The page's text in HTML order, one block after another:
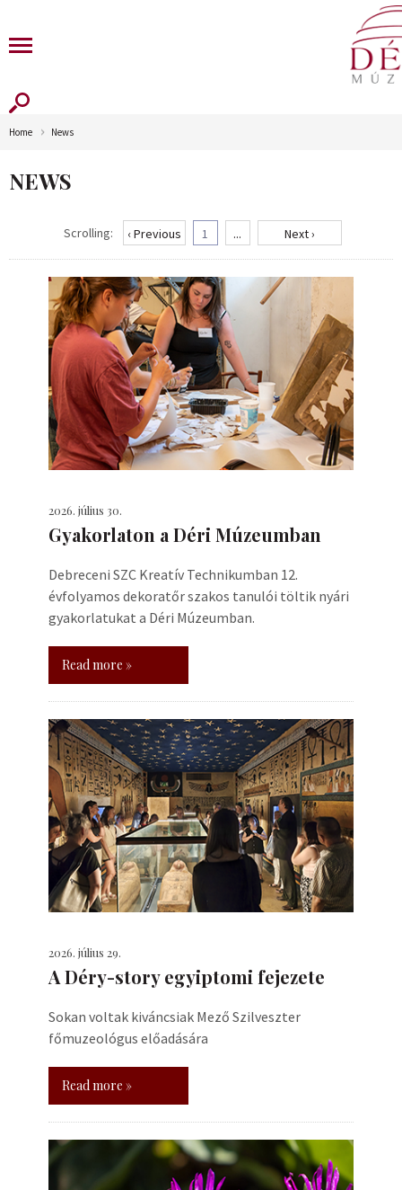
Home News
NEWS
Scrolling: ‹ Previous 1 ... Next ›
2026. július 30.
Gyakorlaton a Déri Múzeumban
Debreceni SZC Kreatív Technikumban 12.
évfolyamos dekoratőr szakos tanulói töltik nyári
gyakorlatukat a Déri Múzeumban.
Read more »
2026. július 29.
A Déry-story egyiptomi fejezete
Sokan voltak kiváncsiak Mező Szilveszter
főmuzeológus előadására
Read more »